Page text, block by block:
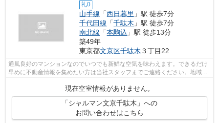
礼0
山手線 「西日暮里 」駅 徒歩7分
千代田線 「千駄木 」駅 徒歩7分
南北線 「本駒込 」駅 徒歩13分
築49年
東京都文京区千駄木 ３丁目22
通風良好のマンションなのでいつでも新鮮な空気を味わえます。できるだけ
早めに不動産情報を集めたい方は当社スタッフまでご連絡ください。地域の
不動産情報をいち早くお届けします。
現在空室情報がありません。
「シャルマン文京千駄木」への
お問い合わせはこちら